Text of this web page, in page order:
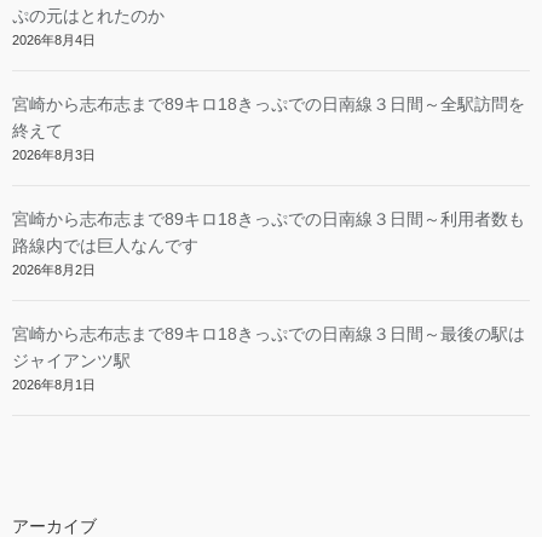
ぷの元はとれたのか
2026年8月4日
宮崎から志布志まで89キロ18きっぷでの日南線３日間～全駅訪問を
終えて
2026年8月3日
宮崎から志布志まで89キロ18きっぷでの日南線３日間～利用者数も
路線内では巨人なんです
2026年8月2日
宮崎から志布志まで89キロ18きっぷでの日南線３日間～最後の駅は
ジャイアンツ駅
2026年8月1日
アーカイブ